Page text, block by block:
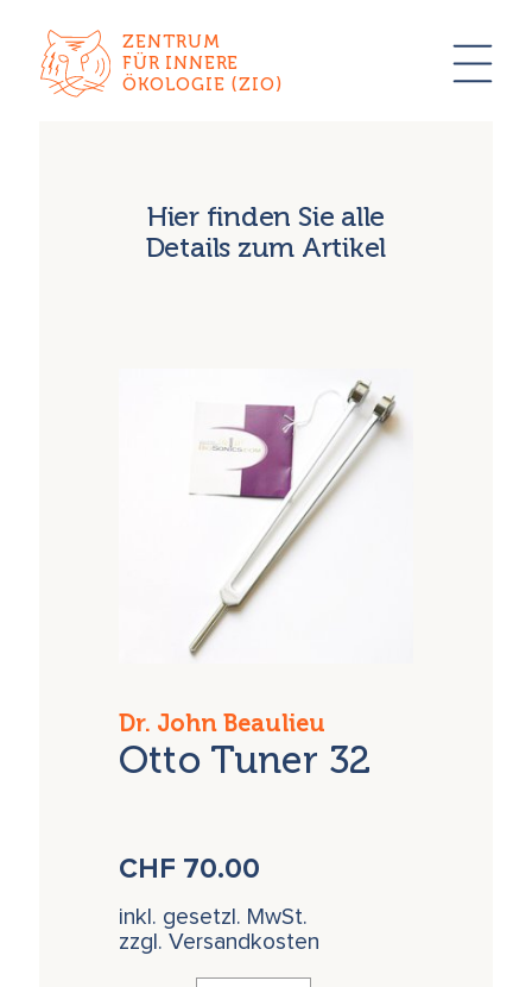
ZENTRUM
FÜR INNERE
ÖKOLOGIE (ZIO)
Hier finden Sie alle
Details zum Artikel
Dr. John Beaulieu
Otto Tuner 32
CHF 70.00
inkl. gesetzl. MwSt.
zzgl. Versandkosten